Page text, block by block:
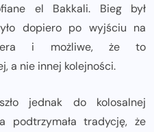
el Bakkali. Bieg był
dopiero po wyjściu na
i możliwe, że to
a nie innej kolejności.
jednak do kolosalnej
podtrzymała tradycję, że